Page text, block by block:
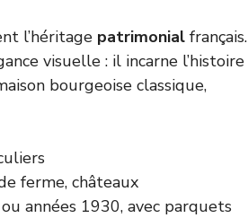
l’héritage patrimonial français.
visuelle : il incarne l’histoire
bourgeoise classique,
ferme, châteaux
ou années 1930, avec parquets